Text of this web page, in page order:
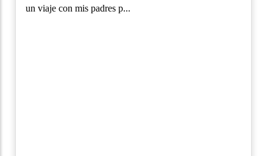
un viaje con mis padres p...